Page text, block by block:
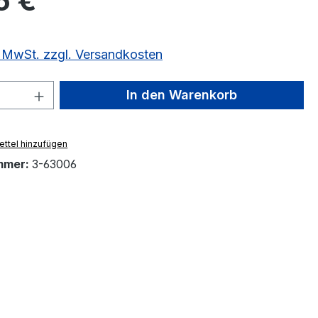
zzgl. Versandkosten
Anzahl: Gib den gewünschten Wert
In den Warenkorb
hinzufügen
3-63006